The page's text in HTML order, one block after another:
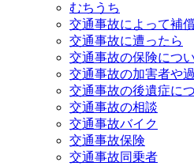
むちうち
交通事故によって補
交通事故に遭ったら
交通事故の保険につ
交通事故の加害者や
交通事故の後遺症に
交通事故の相談
交通事故バイク
交通事故保険
交通事故同乗者